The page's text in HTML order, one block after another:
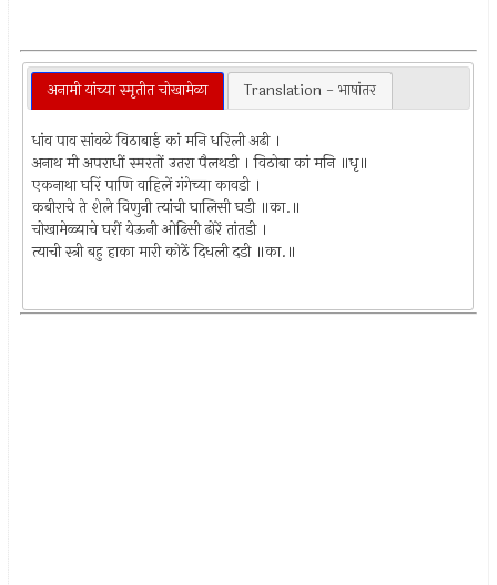
अनामी यांच्या स्मृतीत चोखामेळा Translation - भाषांतर
धांव पाव सांवळे विठाबाई कां मनि धरिली अढी ।
अनाथ मी अपराधीं स्मरतों उतरा पैलथडी । विठोबा कां मनि ॥धृ॥
एकनाथा घरिं पाणि वाहिलें गंगेच्या कावडी ।
कबीराचे ते शेले विणुनी त्यांची घालिसी घडी ॥का.॥
चोखामेळ्याचे घरीं येऊनी ओढिसी ढोरें तांतडी ।
त्याची स्त्री बहु हाका मारी कोठें दिधली दडी ॥का.॥